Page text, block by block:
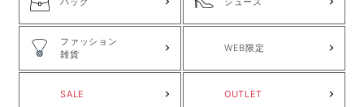
ファッション
雑貨
WEB限定
SALE OUTLET